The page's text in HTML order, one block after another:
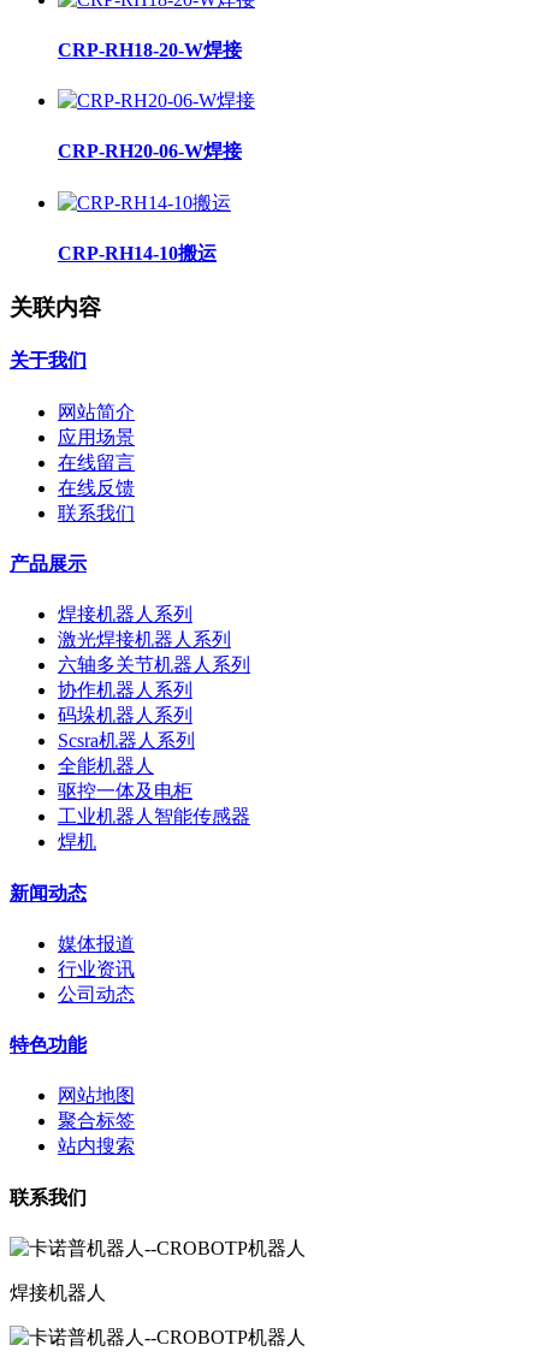
CRP-RH18-20-W焊接
CRP-RH20-06-W焊接
CRP-RH14-10搬运
关联内容
关于我们
网站简介
应用场景
在线留言
在线反馈
联系我们
产品展示
焊接机器人系列
激光焊接机器人系列
六轴多关节机器人系列
协作机器人系列
码垛机器人系列
Scsra机器人系列
全能机器人
驱控一体及电柜
工业机器人智能传感器
焊机
新闻动态
媒体报道
行业资讯
公司动态
特色功能
网站地图
聚合标签
站内搜索
联系我们
焊接机器人